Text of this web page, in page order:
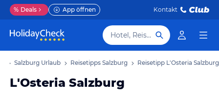
% Deals App öffnen Kontakt
Hotel, Reiseziel
Salzburg Urlaub Reisetipps Salzburg Reisetipp L'Osteria Salzburg
L'Osteria Salzburg